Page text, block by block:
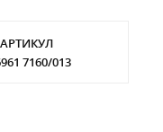
АРТИКУЛ
7160/013